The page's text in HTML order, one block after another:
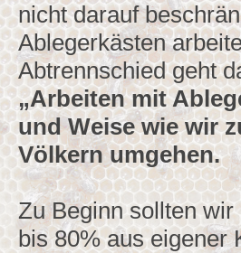
nicht darauf
Ablegerkästen
Abtrennschied geht
„Arbeiten mit
und Weise wie wir
Völkern umgehen.
Zu Beginn sollten
bis 80% aus eigener